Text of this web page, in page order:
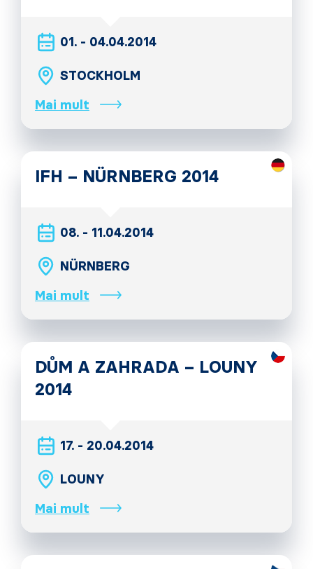
01. - 04.04.2014
STOCKHOLM
Mai mult
IFH – NÜRNBERG 2014
08. - 11.04.2014
NÜRNBERG
Mai mult
DŮM A ZAHRADA – LOUNY
2014
17. - 20.04.2014
LOUNY
Mai mult